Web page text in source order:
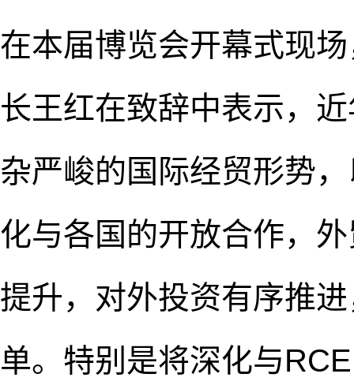
在本届博览会开幕式现
长王红在致辞中表示，
杂严峻的国际经贸形势
化与各国的开放合作，
提升，对外投资有序推
单。特别是将深化与